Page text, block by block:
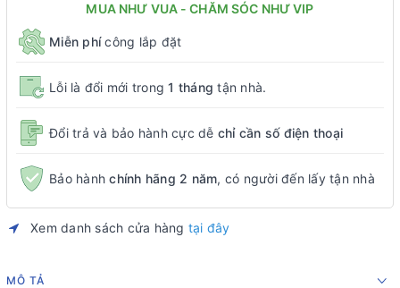
MUA NHƯ VUA - CHĂM SÓC NHƯ VIP
Miễn phícông lắp đặt
Lỗi là đổi mới trong1 tháng tận nhà.
Đổi trả và bảo hành cực dễ chỉ cần số điện thoại
Bảo hànhchính hãng 2 năm, có người đến lấy tận nhà
Xem danh sách cửa hàng tại đây
MÔ TẢ